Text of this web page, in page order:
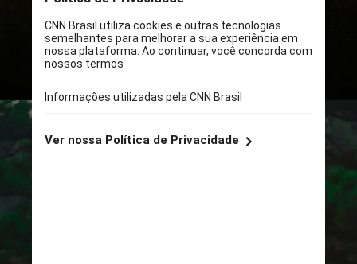
Departamento de Segurança
Pública do Alasca